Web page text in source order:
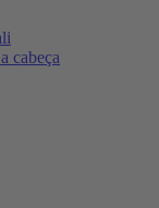
cabeça